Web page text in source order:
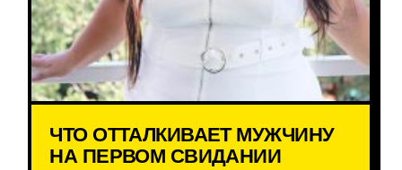
ЧТО ОТТАЛКИВАЕТ МУЖЧИНУ
НА ПЕРВОМ СВИДАНИИ